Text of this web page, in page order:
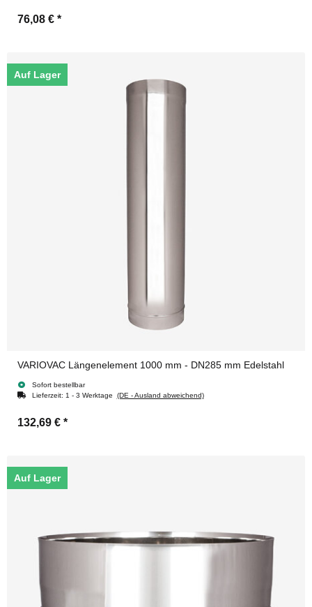
76,08 € *
Auf Lager
VARIOVAC Längenelement 1000 mm - DN285 mm Edelstahl
Sofort bestellbar
Lieferzeit: 1 - 3 Werktage (DE - Ausland abweichend)
132,69 € *
Auf Lager